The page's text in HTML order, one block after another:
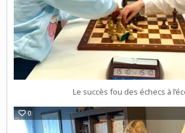
Le succès fou des échecs à
0